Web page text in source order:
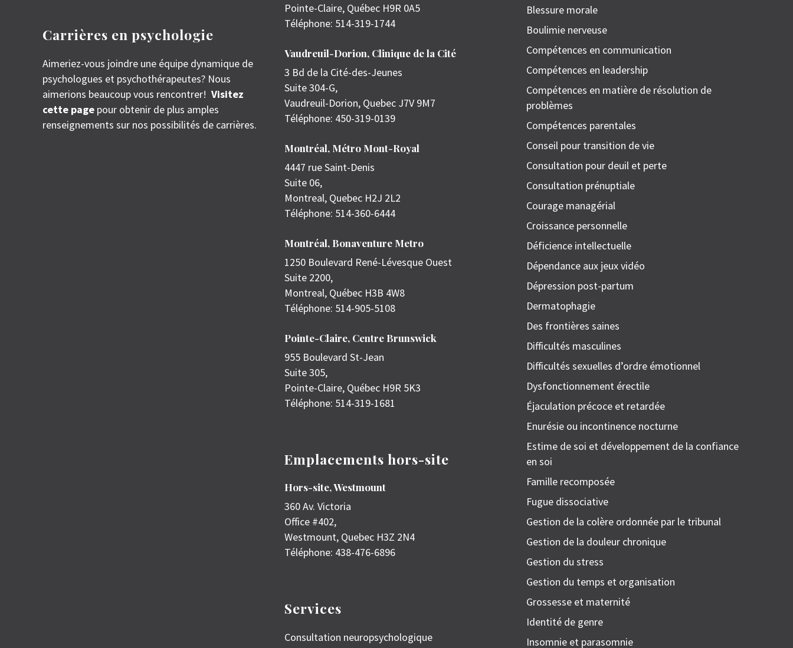
Carrières en psychologie
Aimeriez-vous joindre une équipe dynamique de
psychologues et psychothérapeutes? Nous
aimerions beaucoup vous rencontrer! Visitez
cette page pour obtenir de plus amples
renseignements sur nos possibilités de carrières.
Pointe-Claire, Québec H9R 0A5
Téléphone: 514-319-1744
Vaudreuil-Dorion, Clinique de la Cité
3 Bd de la Cité-des-Jeunes
Suite 304-G,
Vaudreuil-Dorion, Quebec J7V 9M7
Téléphone: 450-319-0139
Montréal, Métro Mont-Royal
4447 rue Saint-Denis
Suite 06,
Montreal, Quebec H2J 2L2
Téléphone: 514-360-6444
Montréal, Bonaventure Metro
1250 Boulevard René-Lévesque Ouest
Suite 2200,
Montreal, Québec H3B 4W8
Téléphone: 514-905-5108
Pointe-Claire, Centre Brunswick
955 Boulevard St-Jean
Suite 305,
Pointe-Claire, Québec H9R 5K3
Téléphone: 514-319-1681
Emplacements hors-site
Hors-site, Westmount
360 Av. Victoria
Office #402,
Westmount, Quebec H3Z 2N4
Téléphone: 438-476-6896
Services
Consultation neuropsychologique
Blessure morale
Boulimie nerveuse
Compétences en communication
Compétences en leadership
Compétences en matière de résolution de
problèmes
Compétences parentales
Conseil pour transition de vie
Consultation pour deuil et perte
Consultation prénuptiale
Courage managérial
Croissance personnelle
Déficience intellectuelle
Dépendance aux jeux vidéo
Dépression post-partum
Dermatophagie
Des frontières saines
Difficultés masculines
Difficultés sexuelles d’ordre émotionnel
Dysfonctionnement érectile
Éjaculation précoce et retardée
Enurésie ou incontinence nocturne
Estime de soi et développement de la confiance
en soi
Famille recomposée
Fugue dissociative
Gestion de la colère ordonnée par le tribunal
Gestion de la douleur chronique
Gestion du stress
Gestion du temps et organisation
Grossesse et maternité
Identité de genre
Insomnie et parasomnie